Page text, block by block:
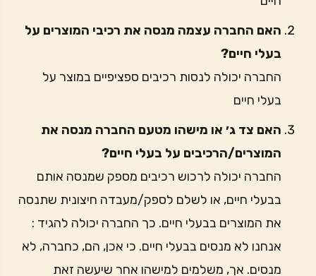
האם החברה עצמה מנסה את רכיבי המוצרים על
בעלי חיים?
החברה יכולה לנסות רכיבים ספציפיים במוצר על
בעלי חיים
האם צד ג׳ או מישהו מטעם החברה מנסה את
המוצרים/הרכיבים על בעלי חיים?
החברה יכולה לרכוש רכיבים מספק שמנסה אותם
בבעלי חיים, או לשלם לספק/מעבדה חיצונית שתנסה
את המוצרים בבעלי חיים. כך החברה יכולה להגיד :
אנחנו לא מנסים בבעלי חיים. כי אכן, הם, כחברה, לא
מנסים. אך, משלמים למישהו אחר שיעשה זאת